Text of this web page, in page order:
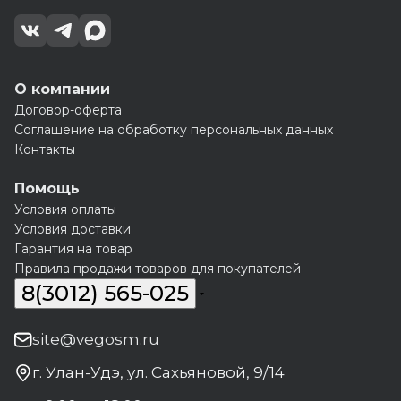
О компании
Договор-оферта
Соглашение на обработку персональных данных
Контакты
Помощь
Условия оплаты
Условия доставки
Гарантия на товар
Правила продажи товаров для покупателей
8(3012) 565-025
site@vegosm.ru
г. Улан-Удэ, ул. Сахьяновой, 9/14